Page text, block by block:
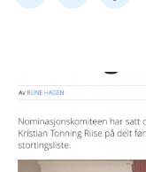
link
på
på